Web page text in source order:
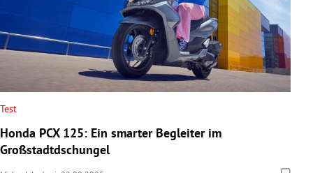
Test
Honda PCX 125: Ein smarter Begleiter im
Großstadtdschungel